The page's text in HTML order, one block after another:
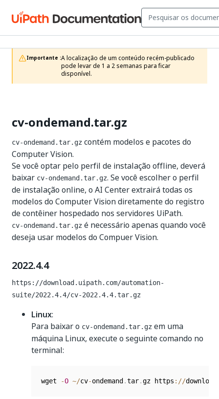
Importante :A localização de um conteúdo recém-publicado
pode levar de 1 a 2 semanas para ficar
disponível.
cv-ondemand.tar.gz
cv-ondemand.tar.gz contém modelos e pacotes do
Computer Vision.
Se você optar pelo perfil de instalação offline, deverá
baixar cv-ondemand.tar.gz. Se você escolher o perfil
de instalação online, o AI Center extrairá todas os
modelos do Computer Vision diretamente do registro
de contêiner hospedado nos servidores UiPath.
cv-ondemand.tar.gz é necessário apenas quando você
deseja usar modelos do Compuer Vision.
2022.4.4
https://download.uipath.com/automation-
suite/2022.4.4/cv-2022.4.4.tar.gz
Linux:
Para baixar o cv-ondemand.tar.gz em uma
máquina Linux, execute o seguinte comando no
terminal:
wget -O ~/cv-ondemand .tar.gz https : //download